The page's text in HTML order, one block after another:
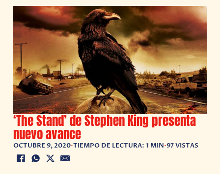
‘The Stand’ de Stephen King presenta
nuevo avance
OCTUBRE 9, 2020•TIEMPO DE LECTURA: 1 MIN•97 VISTAS